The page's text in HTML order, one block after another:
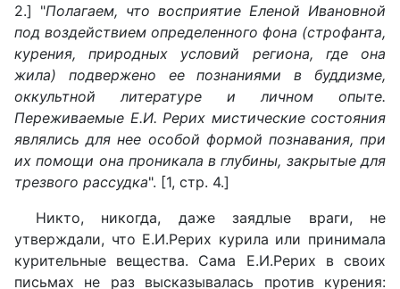
2.] "Полагаем, что восприятие Еленой Ивановной
под воздействием определенного фона (строфанта,
курения, природных условий региона, где она
жила) подвержено ее познаниями в буддизме,
оккультной литературе и личном опыте.
Переживаемые Е.И. Рерих мистические состояния
являлись для нее особой формой познавания, при
их помощи она проникала в глубины, закрытые для
трезвого рассудка". [1, стр. 4.]
Никто, никогда, даже заядлые враги, не
утверждали, что Е.И.Рерих курила или принимала
курительные вещества. Сама Е.И.Рерих в своих
письмах не раз высказывалась против курения: